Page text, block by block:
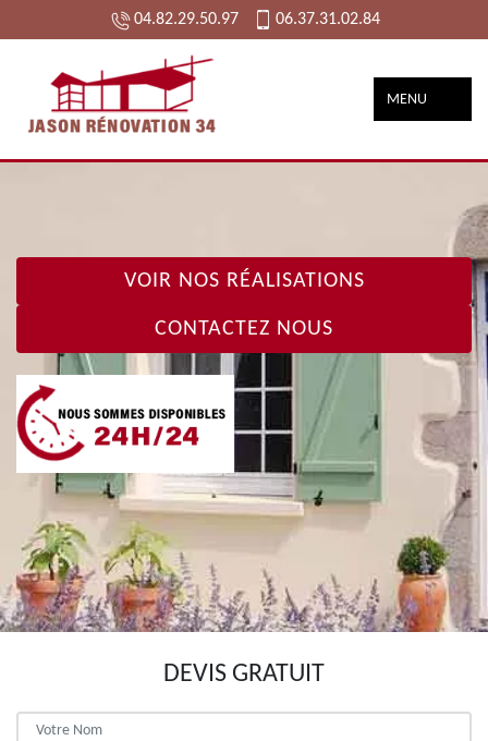
04.82.29.50.97 06.37.31.02.84
MENU
VOIR NOS RÉALISATIONS
CONTACTEZ NOUS
DEVIS GRATUIT